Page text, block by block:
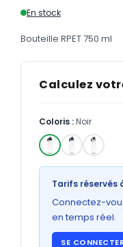
Pochettes
Tampons
Liasses
Carnets
GRAND FORMAT
Abribus
Bâche
En stock
Bouteille RPET 750 ml
Calculez
Coloris :Noir
Tarifs réservés
Connectez-
en temps réel.
SE